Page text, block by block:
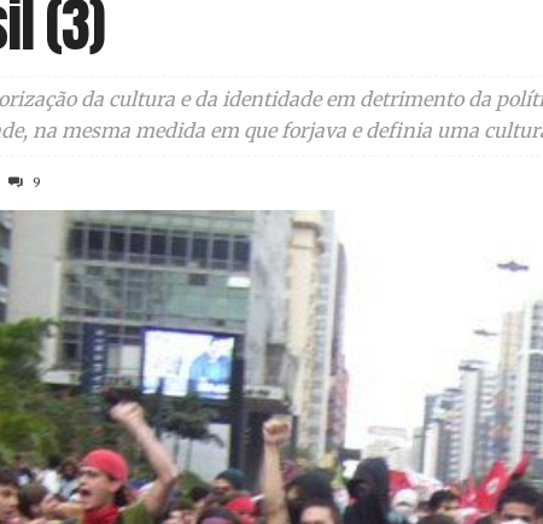
(3)
da cultura e da identidade em detrimento da
na mesma medida em que forjava e definia uma
9